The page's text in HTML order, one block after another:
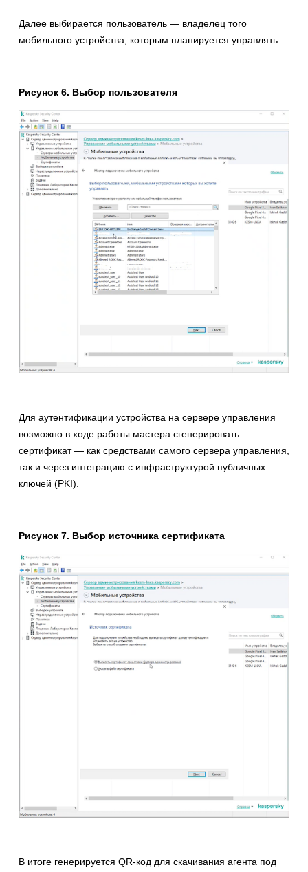
Далее выбирается пользователь — владелец того
мобильного устройства, которым планируется управлять.
Рисунок 6. Выбор пользователя
Для аутентификации устройства на сервере управления
возможно в ходе работы мастера сгенерировать
сертификат — как средствами самого сервера управления,
так и через интеграцию с инфраструктурой публичных
ключей (PKI).
Рисунок 7. Выбор источника сертификата
В итоге генерируется QR-код для скачивания агента под